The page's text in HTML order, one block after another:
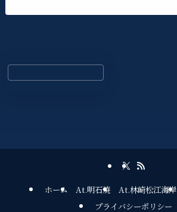
ホーム At.明石焼 At.林崎松江海岸
プライバシーポリシー